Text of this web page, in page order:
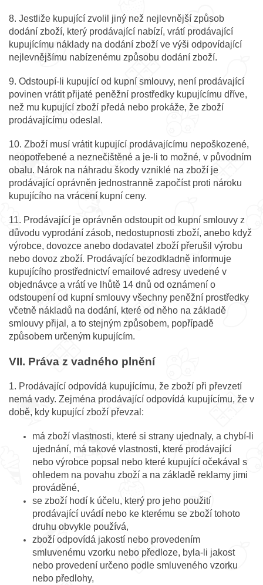
8. Jestliže kupující zvolil jiný než nejlevnější způsob
dodání zboží, který prodávající nabízí, vrátí prodávající
kupujícímu náklady na dodání zboží ve výši odpovídající
nejlevnějšímu nabízenému způsobu dodání zboží.
9. Odstoupí-li kupující od kupní smlouvy, není prodávající
povinen vrátit přijaté peněžní prostředky kupujícímu dříve,
než mu kupující zboží předá nebo prokáže, že zboží
prodávajícímu odeslal.
10. Zboží musí vrátit kupující prodávajícímu nepoškozené,
neopotřebené a neznečištěné a je-li to možné, v původním
obalu. Nárok na náhradu škody vzniklé na zboží je
prodávající oprávněn jednostranně započíst proti nároku
kupujícího na vrácení kupní ceny.
11. Prodávající je oprávněn odstoupit od kupní smlouvy z
důvodu vyprodání zásob, nedostupnosti zboží, anebo když
výrobce, dovozce anebo dodavatel zboží přerušil výrobu
nebo dovoz zboží. Prodávající bezodkladně informuje
kupujícího prostřednictví emailové adresy uvedené v
objednávce a vrátí ve lhůtě 14 dnů od oznámení o
odstoupení od kupní smlouvy všechny peněžní prostředky
včetně nákladů na dodání, které od něho na základě
smlouvy přijal, a to stejným způsobem, popřípadě
způsobem určeným kupujícím.
VII. Práva z vadného plnění
1. Prodávající odpovídá kupujícímu, že zboží při převzetí
nemá vady. Zejména prodávající odpovídá kupujícímu, že v
době, kdy kupující zboží převzal:
má zboží vlastnosti, které si strany ujednaly, a chybí-li
ujednání, má takové vlastnosti, které prodávající
nebo výrobce popsal nebo které kupující očekával s
ohledem na povahu zboží a na základě reklamy jimi
prováděné,
se zboží hodí k účelu, který pro jeho použití
prodávající uvádí nebo ke kterému se zboží tohoto
druhu obvykle používá,
zboží odpovídá jakostí nebo provedením
smluvenému vzorku nebo předloze, byla-li jakost
nebo provedení určeno podle smluveného vzorku
nebo předlohy,